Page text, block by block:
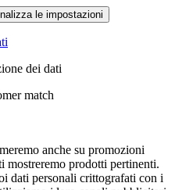
le impostazioni
dei dati
match
anche su promozioni
mostreremo prodotti pertinenti.
dati personali crittografati con i